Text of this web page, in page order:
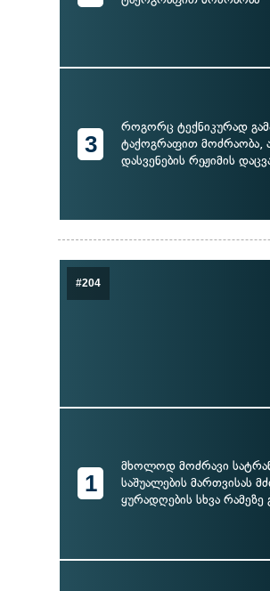
3
როგორც ტექნიკურად
ტაქოგრაფით მოძრაობა,
დასვენების რეჟიმის
#204
1
მხოლოდ მოძრავი
საშუალების მართვისას
ყურადღების სხვა რამეზე